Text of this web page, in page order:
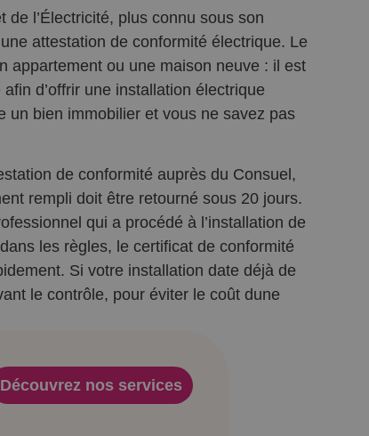
l’Électricité, plus connu sous son
attestation de conformité électrique. Le
appartement ou une maison neuve : il est
d’offrir une installation électrique
un bien immobilier et vous ne savez pas
de conformité auprès du Consuel,
rempli doit être retourné sous 20 jours.
qui a procédé à l’installation de
les règles, le certificat de conformité
Si votre installation date déjà de
le contrôle, pour éviter le coût dune
Découvrez nos services